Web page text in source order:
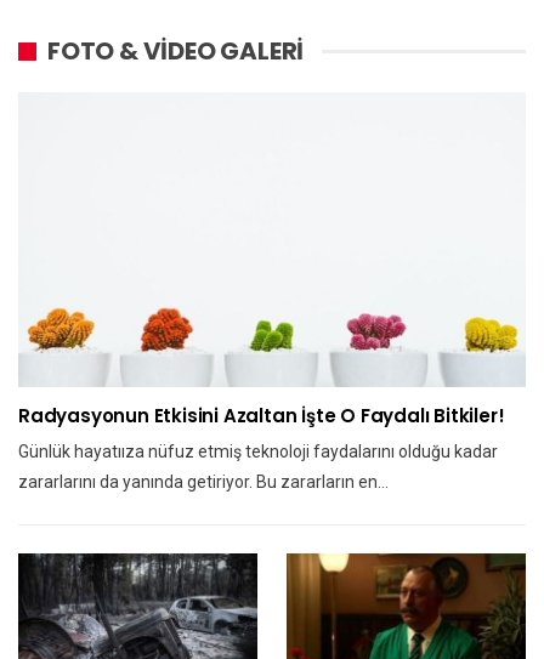
FOTO & VİDEO GALERİ
Radyasyonun Etkisini Azaltan İşte O Faydalı Bitkiler!
Günlük hayatııza nüfuz etmiş teknoloji faydalarını olduğu kadar
zararlarını da yanında getiriyor. Bu zararların en…